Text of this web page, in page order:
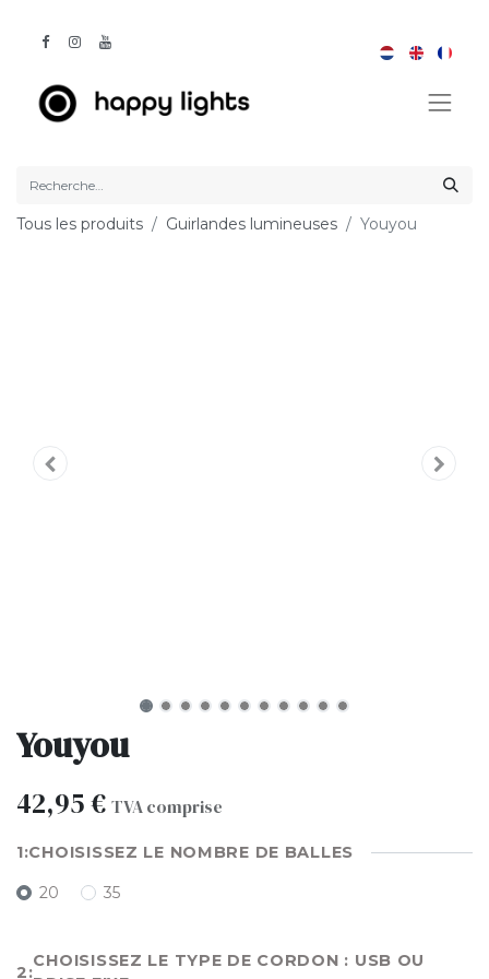
Tous les produits Guirlandes lumineuses Youyou
Youyou
42,95€ TVA comprise
CHOISISSEZ LE NOMBRE DE BALLES
20 35
CHOISISSEZ LE TYPE DE CORDON : USB OU